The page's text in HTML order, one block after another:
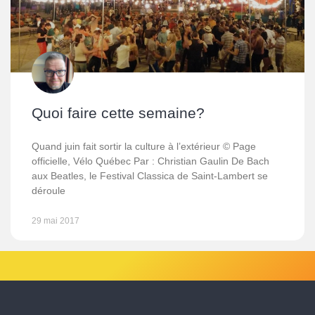
Quoi faire cette semaine?
Quand juin fait sortir la culture à l’extérieur © Page
officielle, Vélo Québec Par : Christian Gaulin De Bach
aux Beatles, le Festival Classica de Saint-Lambert se
déroule
29 mai 2017